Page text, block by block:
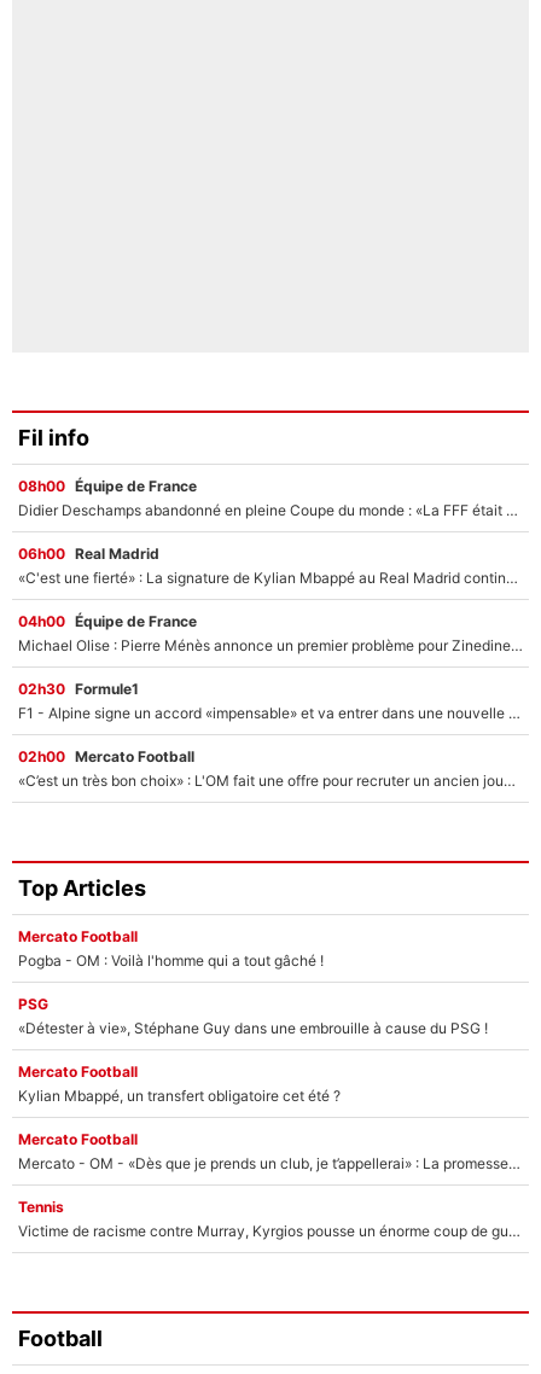
Fil info
08h00 Équipe de France
Didier Deschamps abandonné en pleine Coupe du monde : «La FFF était déjà passée à Zinedine Zidane»
06h00 Real Madrid
«C'est une fierté» : La signature de Kylian Mbappé au Real Madrid continue de régaler l'Espagne
04h00 Équipe de France
Michael Olise : Pierre Ménès annonce un premier problème pour Zinedine Zidane en équipe de France
02h30 Formule1
F1 - Alpine signe un accord «impensable» et va entrer dans une nouvelle dimension : Grande nouvelle pour Pierre Gasly !
02h00 Mercato Football
«C’est un très bon choix» : L'OM fait une offre pour recruter un ancien joueur du PSG... et c'est validé dans l'After Foot !
Top Articles
Mercato Football
Pogba - OM : Voilà l'homme qui a tout gâché !
PSG
«Détester à vie», Stéphane Guy dans une embrouille à cause du PSG !
Mercato Football
Kylian Mbappé, un transfert obligatoire cet été ?
Mercato Football
Mercato - OM - «Dès que je prends un club, je t’appellerai» : La promesse de Marcelino au moment de claquer la porte
Tennis
Victime de racisme contre Murray, Kyrgios pousse un énorme coup de gueule !
Football